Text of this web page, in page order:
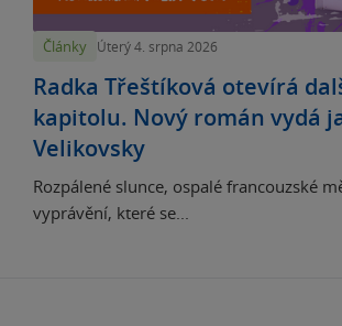
Články Úterý 4. srpna 2026
Radka Třeštíková otevírá
kapitolu. Nový román vydá
Velikovsky
Rozpálené slunce, ospalé francouzské
vyprávění, které se...